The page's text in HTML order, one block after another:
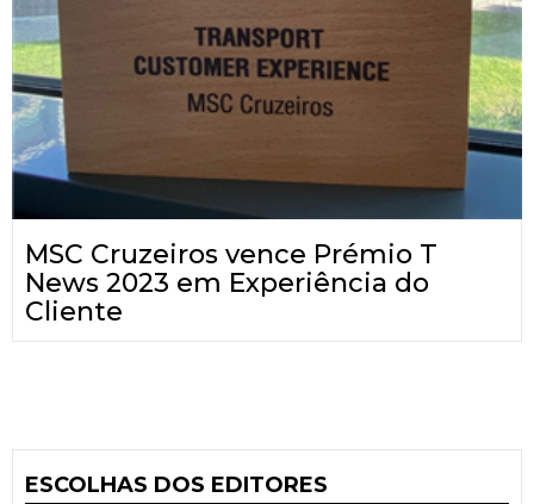
MSC Cruzeiros vence Prémio T
News 2023 em Experiência do
Cliente
ESCOLHAS DOS EDITORES